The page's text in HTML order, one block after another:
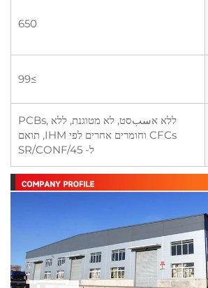
650
≥99
ללא אسبסט, לא מטוגנת, ללא PCBs,
CFCs וחומרים אחרים לפי IHM, תואם
ל- SR/CONF/45